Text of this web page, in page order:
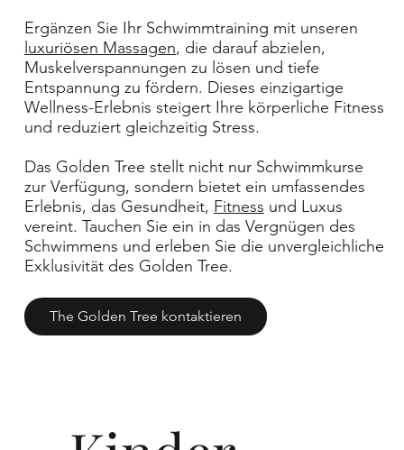
Ergänzen Sie Ihr Schwimmtraining mit unseren
luxuriösen Massagen, die darauf abzielen,
Muskelverspannungen zu lösen und tiefe
Entspannung zu fördern. Dieses einzigartige
Wellness-Erlebnis steigert Ihre körperliche Fitness
und reduziert gleichzeitig Stress.
Das Golden Tree stellt nicht nur Schwimmkurse
zur Verfügung, sondern bietet ein umfassendes
Erlebnis, das Gesundheit, Fitness und Luxus
vereint. Tauchen Sie ein in das Vergnügen des
Schwimmens und erleben Sie die unvergleichliche
Exklusivität des Golden Tree.
The Golden Tree kontaktieren